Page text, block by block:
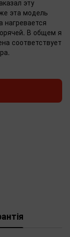
эту
эта модель
нагревается
В общем я
соответствует